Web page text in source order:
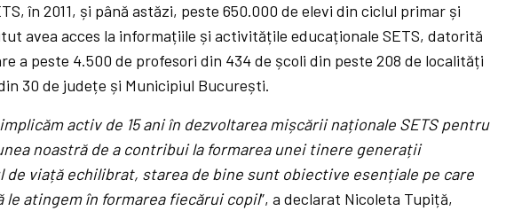
în 2011, și până astăzi, peste 650.000 de elevi din ciclul primar și
avea acces la informațiile și activitățile educaționale SETS, datorită
a peste 4.500 de profesori din 434 de școli din peste 208 de localități
30 de județe și Municipiul București.
activ de 15 ani în dezvoltarea mișcării naționale SETS pentru
noastră de a contribui la formarea unei tinere generații
de viață echilibrat, starea de bine sunt obiective esențiale pe care
le atingem în formarea fiecărui copil”, a declarat Nicoleta Tupiță,